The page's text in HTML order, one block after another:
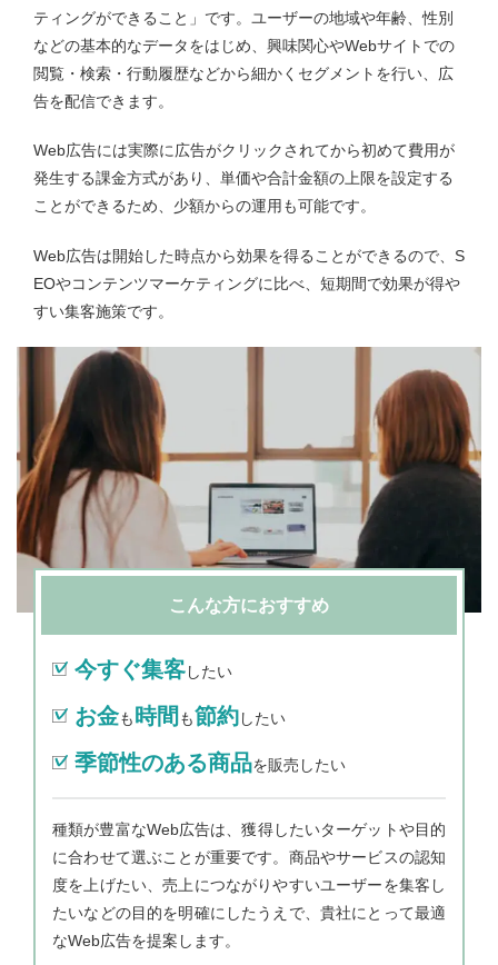
ティングができること」です。ユーザーの地域や年齢、性別
などの基本的なデータをはじめ、興味関心やWebサイトでの
閲覧・検索・行動履歴などから細かくセグメントを行い、広
告を配信できます。
Web広告には実際に広告がクリックされてから初めて費用が
発生する課金方式があり、単価や合計金額の上限を設定する
ことができるため、少額からの運用も可能です。
Web広告は開始した時点から効果を得ることができるので、S
EOやコンテンツマーケティングに比べ、短期間で効果が得や
すい集客施策です。
こんな方におすすめ
今すぐ集客したい
お金も 時間 も節約 したい
季節性のある商品を販売したい
種類が豊富なWeb広告は、獲得したいターゲットや目的
に合わせて選ぶことが重要です。商品やサービスの認知
度を上げたい、売上につながりやすいユーザーを集客し
たいなどの目的を明確にしたうえで、貴社にとって最適
なWeb広告を提案します。